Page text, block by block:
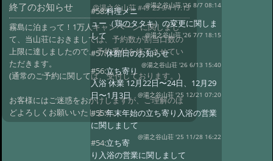
終了のお知らせ
@湯之谷山荘 #49 '25 9/4 17:13
霧島に泊まって！1万人キャンペーンに関しまし
て、当山荘におきましては、予約数が割当口数の
上限に達しましたので、予約受付を終了させてい
ただきます。
(通常のご予約に関しては、受付しております。)
お客様にはご迷惑をおかけしますが、ご理解のほ
どよろしくお願いいたします。
@湯之谷山荘 '26 8/7 08:14
#58:料理メニ
ュー（鶏のタタキ）の変更に関しま
して
@湯之谷山荘 '26 7/7 18:15
#57:休館日のお知らせ
@湯之谷山荘 '26 6/13 15:40
#56:立ち寄り
入浴 休業 12月22日〜24日、12月29
日〜1月3日
@湯之谷山荘 '25 12/21 07:20
#55:年末年始の立ち寄り入浴の営業
に関しまして
@湯之谷山荘 '25 11/28 16:22
#54:立ち寄
り入浴の営業に関しまして